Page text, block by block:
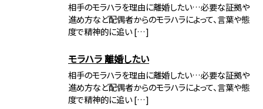
相手のモラハラを理由に離婚したい…必要な証拠や
進め方など配偶者からのモラハラによって、言葉や態
度で精神的に追い […]
モラハラ 離婚したい
相手のモラハラを理由に離婚したい…必要な証拠や
進め方など配偶者からのモラハラによって、言葉や態
度で精神的に追い […]